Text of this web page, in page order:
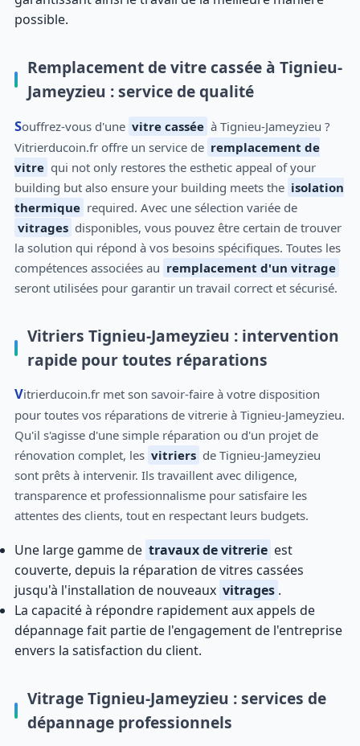
possible.
Remplacement de vitre cassée à Tignieu-
Jameyzieu : service de qualité
Souffrez-vous d'une vitre cassée à Tignieu-Jameyzieu ?
Vitrierducoin.fr offre un service de remplacement de
vitre qui not only restores the esthetic appeal of your
building but also ensure your building meets the isolation
thermique required. Avec une sélection variée de
vitrages disponibles, vous pouvez être certain de trouver
la solution qui répond à vos besoins spécifiques. Toutes les
compétences associées au remplacement d'un vitrage
seront utilisées pour garantir un travail correct et sécurisé.
Vitriers Tignieu-Jameyzieu : intervention
rapide pour toutes réparations
Vitrierducoin.fr met son savoir-faire à votre disposition
pour toutes vos réparations de vitrerie à Tignieu-Jameyzieu.
Qu'il s'agisse d'une simple réparation ou d'un projet de
rénovation complet, les vitriers de Tignieu-Jameyzieu
sont prêts à intervenir. Ils travaillent avec diligence,
transparence et professionnalisme pour satisfaire les
attentes des clients, tout en respectant leurs budgets.
Une large gamme de travaux de vitrerie est
couverte, depuis la réparation de vitres cassées
jusqu'à l'installation de nouveaux vitrages .
La capacité à répondre rapidement aux appels de
dépannage fait partie de l'engagement de l'entreprise
envers la satisfaction du client.
Vitrage Tignieu-Jameyzieu : services de
dépannage professionnels